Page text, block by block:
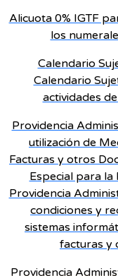
Alicuota 0% IGTF
los
Calendario
Calendario
actividades
Providencia
utilización de
Facturas y otros
Especial para
Providencia
condiciones y
sistemas
facturas y
Providencia